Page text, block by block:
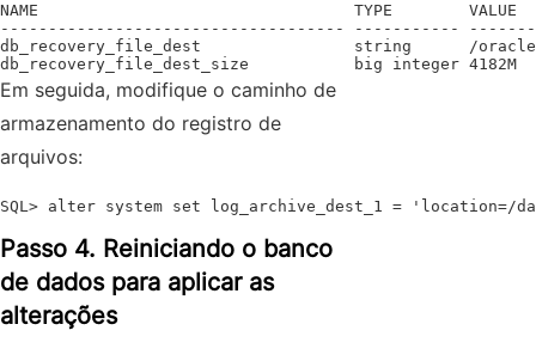
NAME                                 TYPE        VALUE
------------------------------------ -----------
db_recovery_file_dest                string      /oracle/
db_recovery_file_dest_size           big integer 4182M
Em seguida, modifique o caminho de
armazenamento do registro de
arquivos:
SQL> alter system set log_archive_dest_1 = 'location=/
Passo 4. Reiniciando o banco
de dados para aplicar as
alterações